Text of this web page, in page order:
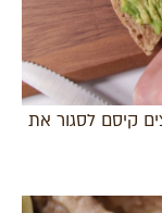
קיסם לסגור את